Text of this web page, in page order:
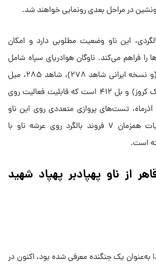
در مراحل بعدی رونمایی خواهند شد.
این ناو وضعیت مطلوبی دارد و امکان
را فراهم می‌کند. ناوگان هوادریای سپاه شامل
بالگردهای بل ۲۰۶ (و نسخه ایرانی شاهد ۲۷۸)، شاهد ۲۸۵، میل
۱۷ (مسلح به موشک کروز) و بل ۴۱۲ است که قابلیت فعالیت روی
آذرماه، تست‌های پروازی متعددی روی این ناو
انجام شده و عملیات همزمان ۷ فروند بالگرد روی عرشه ناو با
است.
از ناو پهپادبر پهپاد شهید
در ابتدا به‌عنوان یک جنگنده معرفی شده بود،‌ اکنون در